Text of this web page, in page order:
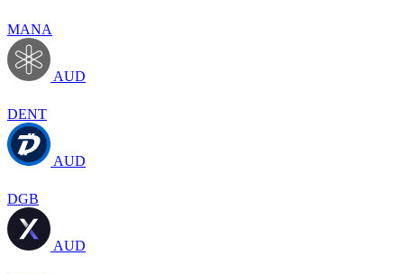
MANA
AUD
DENT
AUD
DGB
AUD